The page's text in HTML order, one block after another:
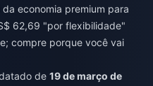
economia premium para
62,69 "por flexibilidade"
compre porque você vai
de 19 de março de